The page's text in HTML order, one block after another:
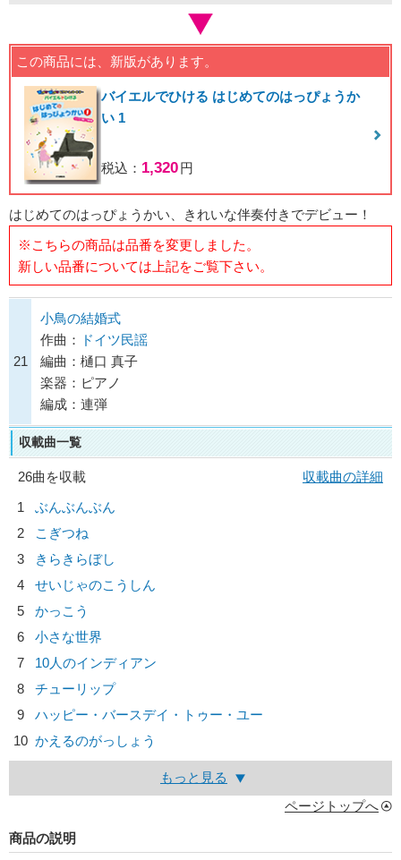
この商品には、新版があります。
バイエルでひける はじめてのはっぴょうか
い 1
税込： 1,320円
はじめてのはっぴょうかい、きれいな伴奏付きでデビュー！
※こちらの商品は品番を変更しました。
新しい品番については上記をご覧下さい。
21
小鳥の結婚式
作曲：
ドイツ民謡
編曲：樋口 真子
楽器：ピアノ
編成：連弾
収載曲一覧
26曲を収載
収載曲の詳細
1
ぶんぶんぶん
2
こぎつね
3
きらきらぼし
4
せいじゃのこうしん
5
かっこう
6
小さな世界
7
10人のインディアン
8
チューリップ
9
ハッピー・バースデイ・トゥー・ユー
10 かえるのがっしょう
もっと見る
ページトップへ
商品の説明